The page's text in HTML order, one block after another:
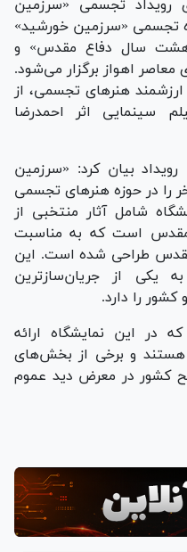
رویداد تجسمی «سرزمین
تجسمی «سرزمین خورشید»
«هشت سال دفاع مقدس» و
اهواز برگزار می‌شود.
هنر‌های تجسمی، از
سینمایی اثر احمدرضا
بیان کرد: «سرزمین
را در حوزه هنر‌های تجسمی
شامل آثار منتخبی از
مقدس است که به مناسبت
طراحی شده است. این
یکی از جریان‌سازترین
را دارد.
در این نمایشگاه ارائه
هستند و برخی از بخش‌های
کشور در معرض دید عموم